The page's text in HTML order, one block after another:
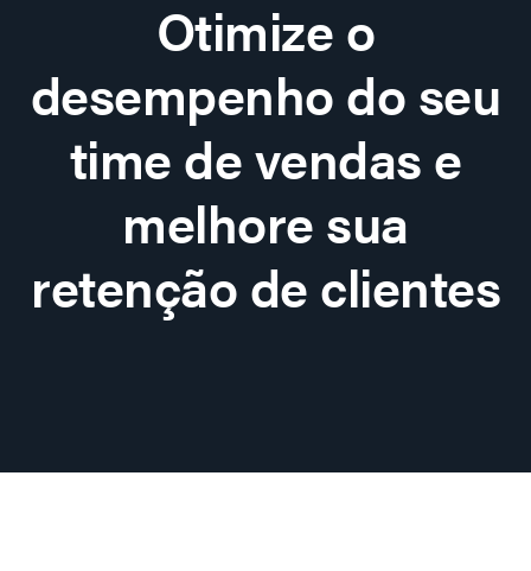
Otimize o
desempenho do seu
time de vendas e
melhore sua
retenção de clientes